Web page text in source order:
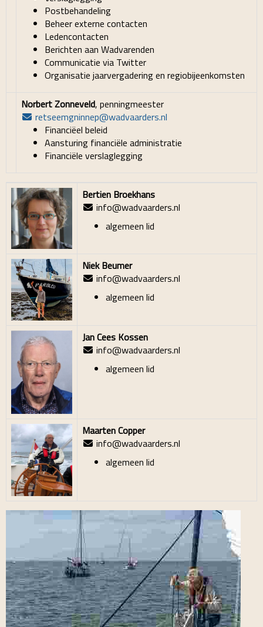
Postbehandeling
Beheer externe contacten
Ledencontacten
Berichten aan Wadvarenden
Communicatie via Twitter
Organisatie jaarvergadering en regiobijeenkomsten
Norbert Zonneveld, penningmeester
retseemgninnep@wadvaarders.nl
Financiëel beleid
Aansturing financiële administratie
Financiële verslaglegging
Bertien Broekhans
info@wadvaarders.nl
algemeen lid
Niek Beumer
info@wadvaarders.nl
algemeen lid
Jan Cees Kossen
info@wadvaarders.nl
algemeen lid
Maarten Copper
info@wadvaarders.nl
algemeen lid